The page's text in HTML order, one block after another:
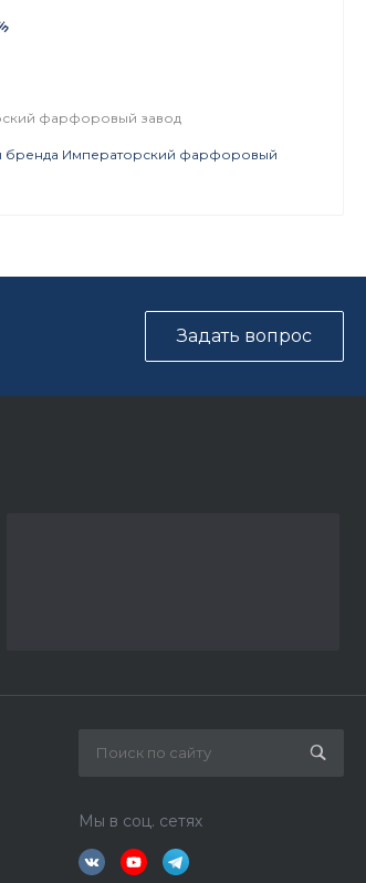
фарфоровый завод
бренда Императорский фарфоровый
Задать вопрос
Мы в соц. сетях